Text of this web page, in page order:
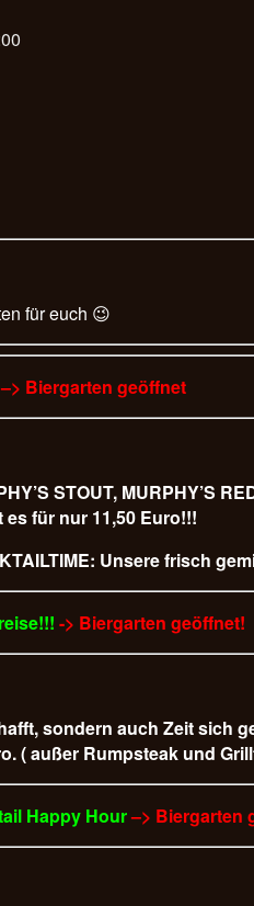
für euch 😉
–> Biergarten geöffnet
STOUT, MURPHY’S
für nur 11,50 Euro!!!
Unsere frisch
-> Biergarten geöffnet!
sondern auch Zeit sich
( außer Rumpsteak und
Happy Hour–> Biergarten